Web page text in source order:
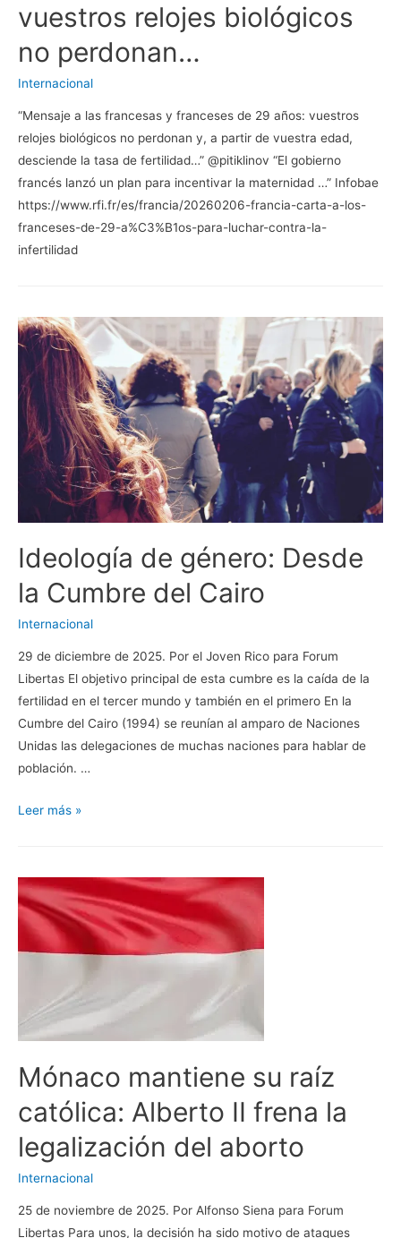
vuestros relojes biológicos
no perdonan…
Internacional
“Mensaje a las francesas y franceses de 29 años: vuestros
relojes biológicos no perdonan y, a partir de vuestra edad,
desciende la tasa de fertilidad…” @pitiklinov “El gobierno
francés lanzó un plan para incentivar la maternidad …” Infobae
https://www.rfi.fr/es/francia/20260206-francia-carta-a-los-
franceses-de-29-a%C3%B1os-para-luchar-contra-la-
infertilidad
Ideología de género: Desde
la Cumbre del Cairo
Internacional
29 de diciembre de 2025. Por el Joven Rico para Forum
Libertas El objetivo principal de esta cumbre es la caída de la
fertilidad en el tercer mundo y también en el primero En la
Cumbre del Cairo (1994) se reunían al amparo de Naciones
Unidas las delegaciones de muchas naciones para hablar de
población. …
Ideología
Desde
la
Cumbre
Leer más »
Mónaco mantiene su raíz
católica: Alberto II frena la
legalización del aborto
Internacional
25 de noviembre de 2025. Por Alfonso Siena para Forum
Libertas Para unos, la decisión ha sido motivo de ataques